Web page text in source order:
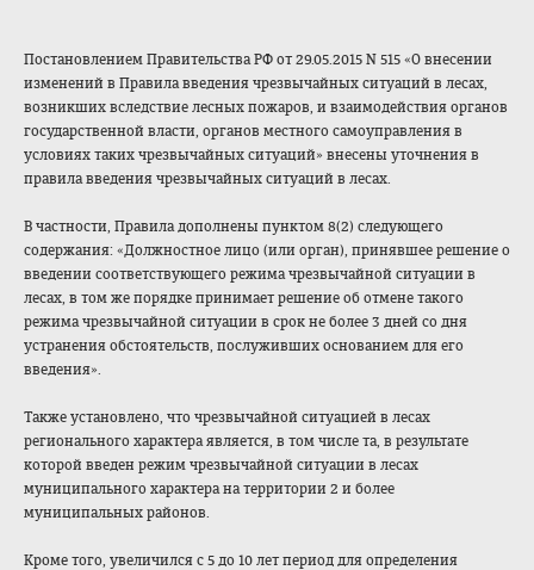
Постановлением Правительства РФ от 29.05.2015 N 515 «О внесении
изменений в Правила введения чрезвычайных ситуаций в лесах,
возникших вследствие лесных пожаров, и взаимодействия органов
государственной власти, органов местного самоуправления в
условиях таких чрезвычайных ситуаций» внесены уточнения в
правила введения чрезвычайных ситуаций в лесах.
В частности, Правила дополнены пунктом 8(2) следующего
содержания: «Должностное лицо (или орган), принявшее решение о
введении соответствующего режима чрезвычайной ситуации в
лесах, в том же порядке принимает решение об отмене такого
режима чрезвычайной ситуации в срок не более 3 дней со дня
устранения обстоятельств, послуживших основанием для его
введения».
Также установлено, что чрезвычайной ситуацией в лесах
регионального характера является, в том числе та, в результате
которой введен режим чрезвычайной ситуации в лесах
муниципального характера на территории 2 и более
муниципальных районов.
Кроме того, увеличился с 5 до 10 лет период для определения